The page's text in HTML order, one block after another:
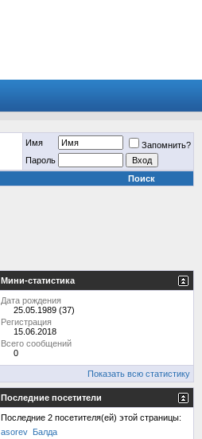
Имя
Запомнить?
Пароль
Поиск
Мини-статистика
Дата рождения
25.05.1989 (37)
Регистрация
15.06.2018
Всего сообщений
0
Показать всю статистику
Последние посетители
Последние 2 посетителя(ей) этой страницы:
asorev Балда